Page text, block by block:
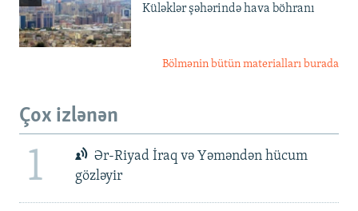
Küləklər şəhərində hava böhranı
Bölmənin bütün materialları burada
Çox izlənən
1
Ər-Riyad İraq və Yəməndən hücum
gözləyir